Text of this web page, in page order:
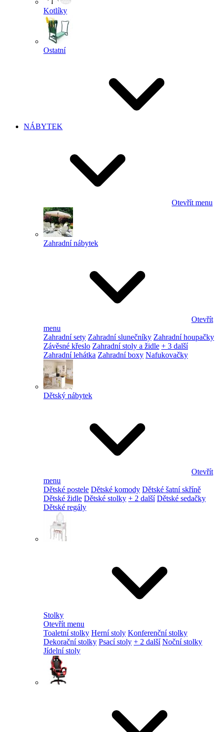
Kotlíky
Ostatní
NÁBYTEK
Otevřít menu
Zahradní nábytek
Otevřít
menu
Zahradní sety Zahradní slunečníky Zahradní houpačky
Závěsné křeslo Zahradní stoly a židle + 3 další
Zahradní lehátka Zahradní boxy Nafukovačky
Dětský nábytek
Otevřít
menu
Dětské postele Dětské komody Dětské šatní skříně
Dětské židle Dětské stolky + 2 další Dětské sedačky
Dětské regály
Stolky
Otevřít menu
Toaletní stolky Herní stoly Konferenční stolky
Dekorační stolky Psací stoly + 2 další Noční stolky
Jídelní stoly